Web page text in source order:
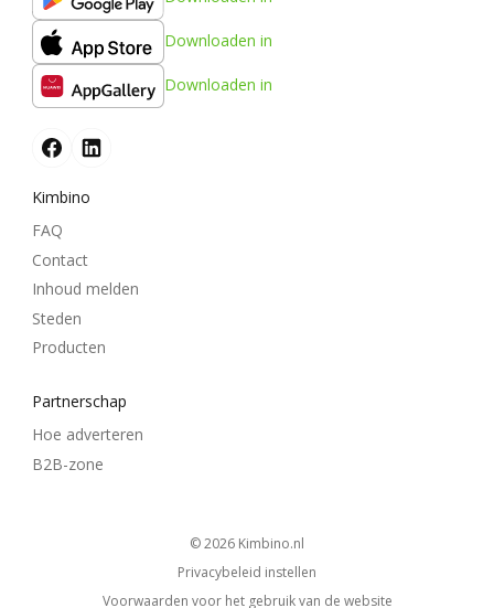
Downloaden in
Downloaden in
Kimbino
FAQ
Contact
Inhoud melden
Steden
Producten
Partnerschap
Hoe adverteren
B2B-zone
© 2026
kimbino.nl
Privacybeleid instellen
Voorwaarden voor het gebruik van de website